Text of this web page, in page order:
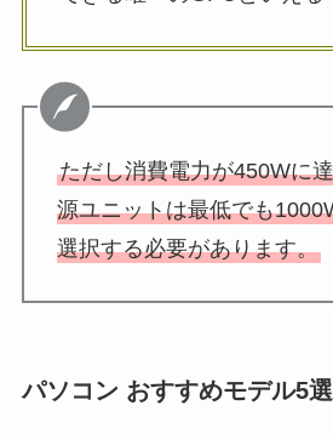
ただし消費電力が450Wに
源ユニットは最低でも
選択する必要があります。
パソコン おすすめモデル5選